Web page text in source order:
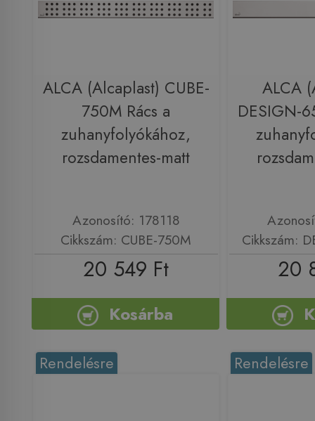
ALCA (Alcaplast) CUBE-
750M Rács a
zuhanyfolyókához,
rozsdamentes-matt
Azonosító: 178118
Cikkszám: CUBE-750M
20 549 Ft
Kosárba
ALCA
DESIGN-
Cikkszám:
20
Rendelésre Rendelésre